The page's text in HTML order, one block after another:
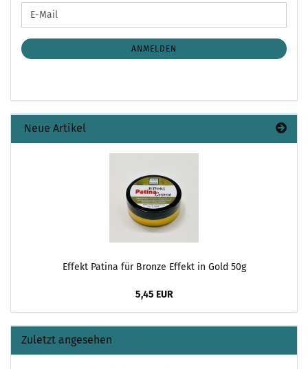
ZUR
ANMELDUNG
E-
Mail
ANMELDEN
Neue Artikel
Effekt Patina für Bronze Effekt in Gold 50g
5,45 EUR
Zuletzt angesehen